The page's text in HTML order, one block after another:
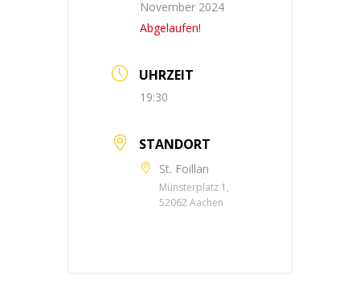
November 2024
Abgelaufen!
UHRZEIT
19:30
STANDORT
St. Foillan
Münsterplatz 1,
52062 Aachen